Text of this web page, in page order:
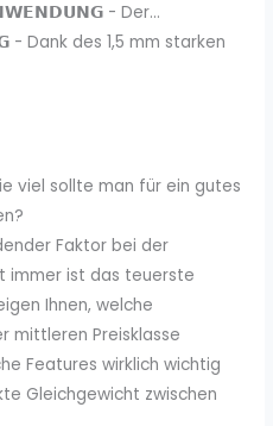
- Der...
Dank des 1,5 mm starken
viel sollte man für ein gutes
Faktor bei der
immer ist das teuerste
Ihnen, welche
mittleren Preisklasse
Features wirklich wichtig
Gleichgewicht zwischen